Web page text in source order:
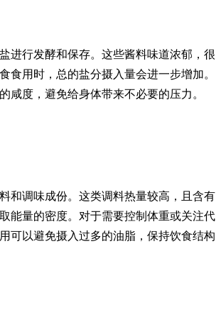
进行发酵和保存。这些酱料味道浓郁，很
食用时，总的盐分摄入量会进一步增加。
咸度，避免给身体带来不必要的压力。
和调味成份。这类调料热量较高，且含有
能量的密度。对于需要控制体重或关注代
可以避免摄入过多的油脂，保持饮食结构